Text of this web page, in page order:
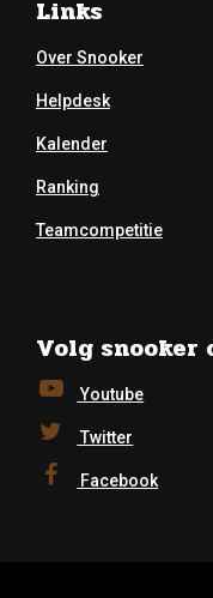
Links
Over Snooker
Helpdesk
Kalender
Ranking
Teamcompetitie
Volg snooker
Youtube
Twitter
Facebook